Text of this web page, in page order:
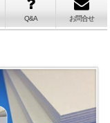
Q&A お問合せ